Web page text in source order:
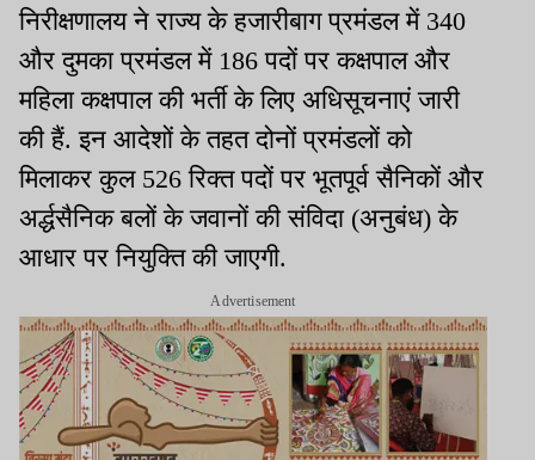
निरीक्षणालय ने राज्य के हजारीबाग प्रमंडल में 340
और दुमका प्रमंडल में 186 पदों पर कक्षपाल और
महिला कक्षपाल की भर्ती के लिए अधिसूचनाएं जारी
की हैं. इन आदेशों के तहत दोनों प्रमंडलों को
मिलाकर कुल 526 रिक्त पदों पर भूतपूर्व सैनिकों और
अर्द्धसैनिक बलों के जवानों की संविदा (अनुबंध) के
आधार पर नियुक्ति की जाएगी.
Advertisement